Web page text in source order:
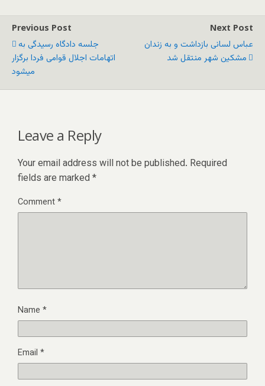
Previous Post
جلسه دادگاه رسیدگی به
اتهامات اجلال قوامی فردا برگزار
میشود
Next Post
عباس لسانی بازداشت و به زندان
مشکین شهر منتقل شد
Leave a Reply
Your email address will not be published. Required
fields are marked *
Comment*
Name *
Email *